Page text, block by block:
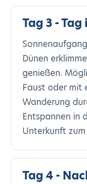
Tag 3 -
Dünen
genießen.
Faust oder mit
Wanderung
Entspannen in
Unterkunft
Tag 4 -